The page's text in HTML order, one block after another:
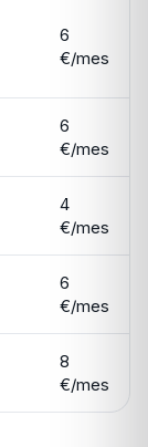
6
€/mes
6
€/mes
4
€/mes
6
€/mes
8
€/mes